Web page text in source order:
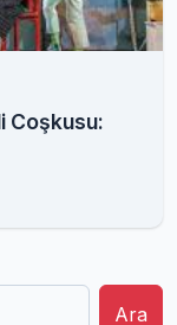
Coşkusu:
Ara